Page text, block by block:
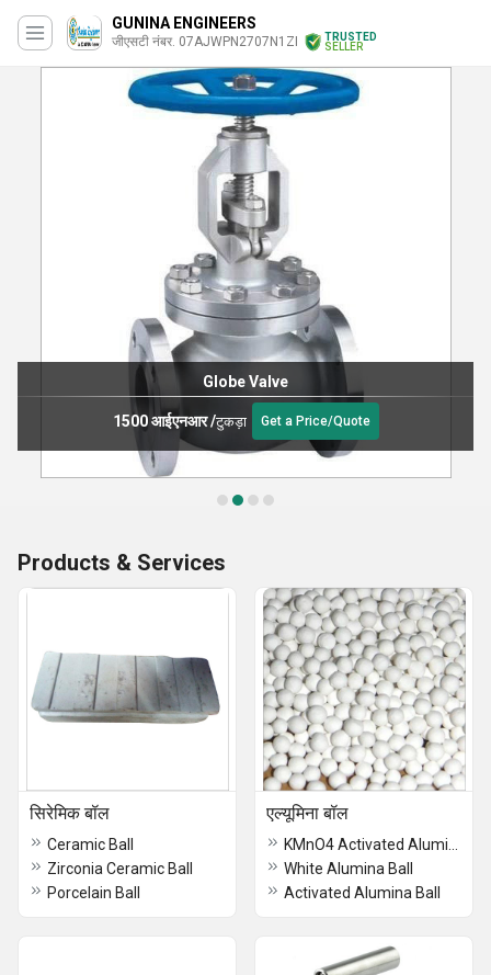
GUNINA ENGINEERS
जीएसटी नंबर. 07AJWPN2707N1ZI
TRUSTED
SELLER
Gate Valve
1500 आईएनआर/टुकड़ा Get a Price/Quote
Products & Services
सिरेमिक बॉल
Ceramic Ball
Zirconia Ceramic Ball
Porcelain Ball
एल्यूमिना बॉल
White Alumina Ball
Activated Alumina Ball